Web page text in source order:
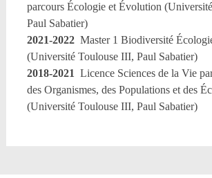
parcours Écologie et Évolution
Paul Sabatier)
2021-2022Master 1 Biodiversité
(Université Toulouse III, Paul Sabatier)
2018-2021 Licence Sciences de la Vie
des Organismes, des Populations et des
(Université Toulouse III, Paul Sabatier)